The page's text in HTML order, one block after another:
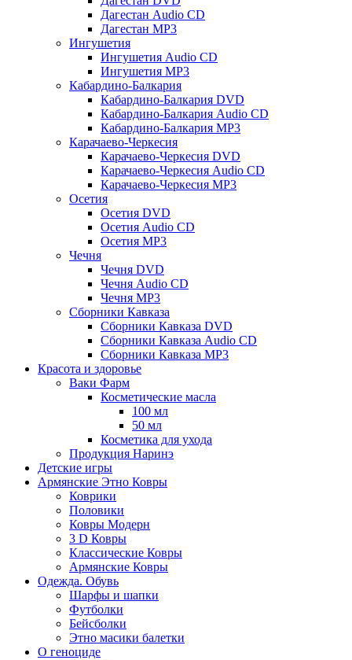
Дагестан Audio CD
Дагестан MP3
Ингушетия
Ингушетия Audio CD
Ингушетия MP3
Кабардино-Балкария
Кабардино-Балкария DVD
Кабардино-Балкария Audio CD
Кабардино-Балкария MP3
Карачаево-Черкесия
Карачаево-Черкесия DVD
Карачаево-Черкесия Audio CD
Карачаево-Черкесия MP3
Осетия
Осетия DVD
Осетия Audio CD
Осетия MP3
Чечня
Чечня DVD
Чечня Audio CD
Чечня MP3
Сборники Кавказа
Сборники Кавказа DVD
Сборники Кавказа Audio CD
Сборники Кавказа MP3
Красота и здоровье
Ваки Фарм
Косметические масла
100 мл
50 мл
Косметика для ухода
Продукция Наринэ
Детские игры
Армянские Этно Ковры
Коврики
Половики
Ковры Модерн
3 D Ковры
Классические Ковры
Армянские Ковры
Одежда. Обувь
Шарфы и шапки
Футболки
Бейсболки
Этно масики балетки
О геноциде